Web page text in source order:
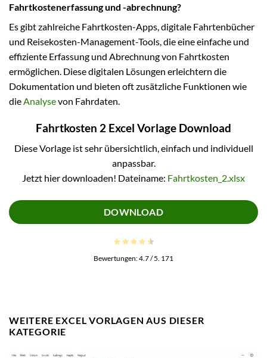
Fahrtkostenerfassung und -abrechnung?
Es gibt zahlreiche Fahrtkosten-Apps, digitale Fahrtenbücher
und Reisekosten-Management-Tools, die eine einfache und
effiziente Erfassung und Abrechnung von Fahrtkosten
ermöglichen. Diese digitalen Lösungen erleichtern die
Dokumentation und bieten oft zusätzliche Funktionen wie
dieAnalysevon Fahrdaten.
Fahrtkosten 2 Excel Vorlage Download
Diese Vorlage ist sehr übersichtlich, einfach und individuell
anpassbar.
Jetzt hier downloaden! Dateiname: Fahrtkosten_2.xlsx
DOWNLOAD
Bewertungen:4.7/ 5. 171
WEITERE EXCEL VORLAGEN AUS DIESER
KATEGORIE